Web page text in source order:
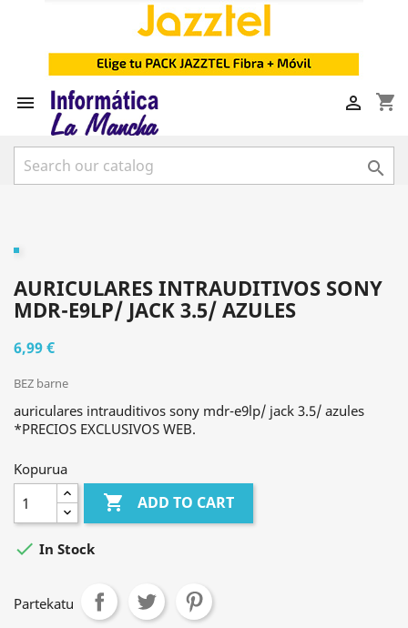
 shopping_cart


AURICULARES INTRAUDITIVOS SONY
MDR-E9LP/ JACK 3.5/ AZULES
6,99 €
BEZ barne
auriculares intrauditivos sony mdr-e9lp/ jack 3.5/ azules
*PRECIOS EXCLUSIVOS WEB.
Kopurua
 ADD TO CART
 In Stock
Partekatu